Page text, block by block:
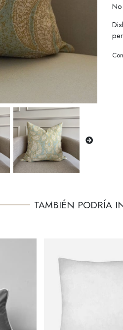
TAMBIÉN PODRÍA